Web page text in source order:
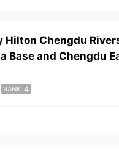
Hilton Chengdu
Base and Chengdu
RANK 4